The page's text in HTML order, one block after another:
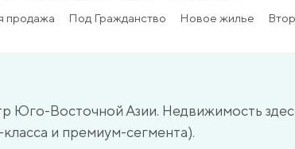
продажа Под Гражданство Новое жилье
Юго-Восточной Азии. Недвижимость
и премиум-сегмента).